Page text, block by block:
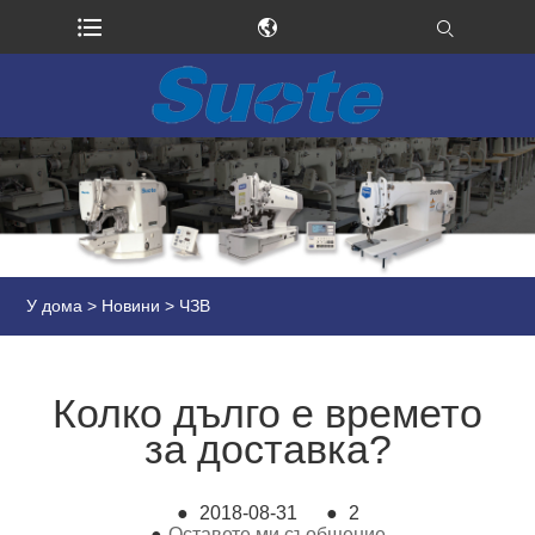
У дома > Новини > ЧЗВ
Колко дълго е времето
за доставка?
● 2018-08-31 ●
2